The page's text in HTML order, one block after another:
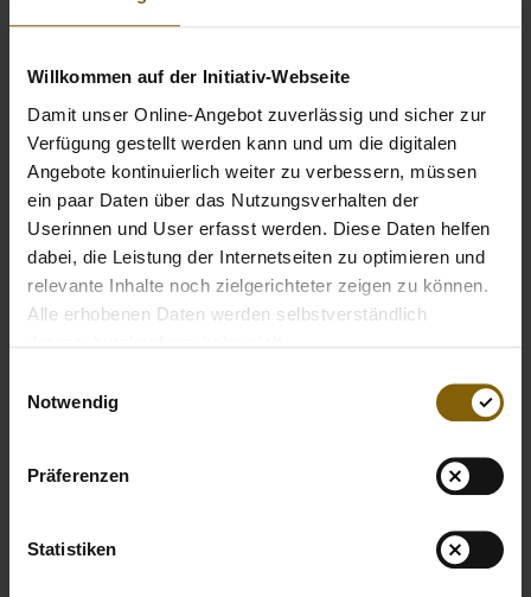
Willkommen auf der Initiativ-Webseite
Damit unser Online-Angebot zuverlässig und sicher zur
Verfügung gestellt werden kann und um die digitalen
Angebote kontinuierlich weiter zu verbessern, müssen
ein paar Daten über das Nutzungsverhalten der
Userinnen und User erfasst werden. Diese Daten helfen
dabei, die Leistung der Internetseiten zu optimieren und
relevante Inhalte noch zielgerichteter zeigen zu können.
Alle erhobenen Daten werden selbstverständlich
Notwendig
Präferenzen
Statistiken
Hier seht ihr alle Bilder, die an dem Gewinnspiel
teilgenommen habe.